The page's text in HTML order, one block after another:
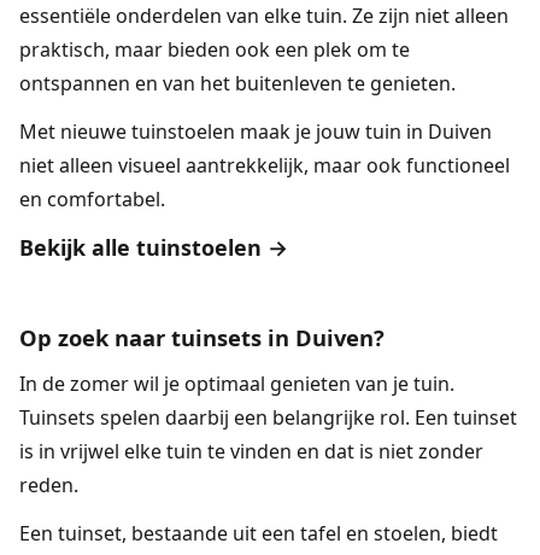
essentiële onderdelen van elke tuin. Ze zijn niet alleen
praktisch, maar bieden ook een plek om te
ontspannen en van het buitenleven te genieten.
Met nieuwe tuinstoelen maak je jouw tuin in Duiven
niet alleen visueel aantrekkelijk, maar ook functioneel
en comfortabel.
Bekijk alle tuinstoelen →
Op zoek naar tuinsets in Duiven?
In de zomer wil je optimaal genieten van je tuin.
Tuinsets spelen daarbij een belangrijke rol. Een tuinset
is in vrijwel elke tuin te vinden en dat is niet zonder
reden.
Een tuinset, bestaande uit een tafel en stoelen, biedt